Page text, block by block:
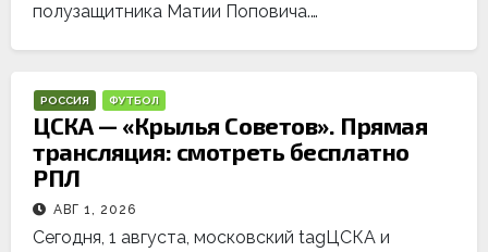
полузащитника Матии Поповича.…
РОССИЯ ФУТБОЛ
ЦСКА — «Крылья Советов». Прямая
трансляция: смотреть бесплатно
РПЛ
АВГ 1, 2026
Сегодня, 1 августа, московский tagЦСКА и